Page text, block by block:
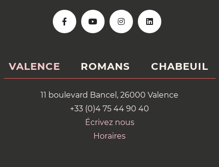
VALENCE ROMANS CHABEUIL
11 boulevard Bancel, 26000 Valence
+33 (0)4 75 44 90 40
Écrivez nous
Horaires